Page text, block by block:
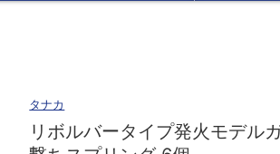
タナカ
リボルバータイプ発火モデル